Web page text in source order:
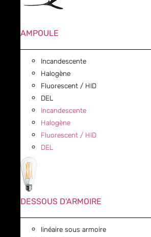
AMPOULE
Incandescente
Halogène
Fluorescent / HID
DEL
Incandescente
Halogène
Fluorescent / HID
DEL
DESSOUS D'ARMOIRE
linéaire sous armoire